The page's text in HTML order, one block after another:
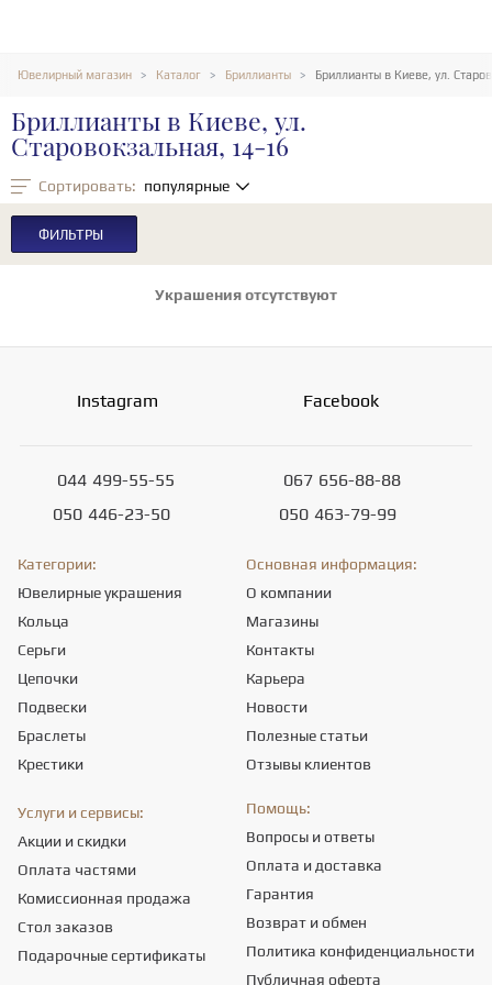
Ювелирный магазин Каталог Бриллианты Бриллианты в Киеве, ул.
Бриллианты в Киеве, ул.
Старовокзальная, 14-16
Сортировать: популярные
ФИЛЬТРЫ
Украшения отсутствуют
Instagram Facebook
044 499-55-55
050 446-23-50
067 656-88-88
050 463-79-99
Категории:
Ювелирные украшения
Кольца
Серьги
Цепочки
Подвески
Браслеты
Крестики
Основная информация:
О компании
Магазины
Контакты
Карьера
Новости
Полезные статьи
Отзывы клиентов
Услуги и сервисы:
Акции и скидки
Оплата частями
Комиссионная продажа
Стол заказов
Подарочные сертификаты
Помощь:
Вопросы и ответы
Оплата и доставка
Гарантия
Возврат и обмен
Политика конфиденциальности
Публичная оферта